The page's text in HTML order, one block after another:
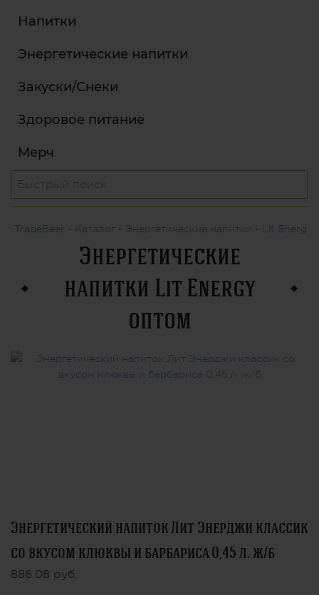
Напитки
Энергетические напитки
Закуски/Снеки
Здоровое питание
Мерч
TradeBeer - Каталог - Энергетические напитки - Lit Energy
Энергетические
напитки Lit Energy
оптом
Энергетический напиток Лит Энерджи классик
со вкусом клюквы и барбариса 0,45 л. ж/б
886.08 руб.